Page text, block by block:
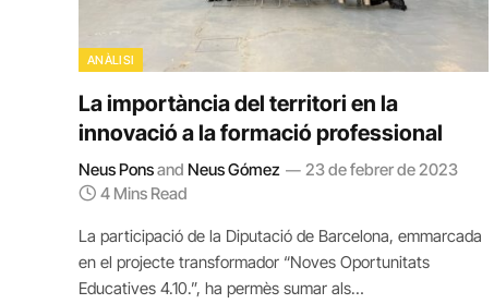
ANÀLISI
La importància del territori en la
innovació a la formació professional
Neus Ponsand Neus Gómez
23 de febrer de 2023
4 Mins Read
La participació de la Diputació de Barcelona, emmarcada
en el projecte transformador “Noves Oportunitats
Educatives 4.10.”, ha permès sumar als…